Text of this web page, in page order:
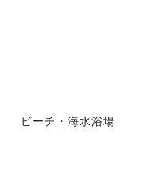
ビーチ・海水浴場